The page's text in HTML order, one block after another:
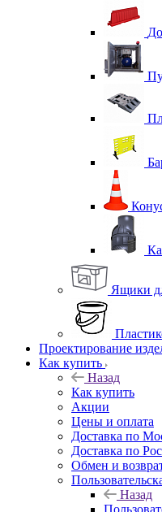
Ящики
Проектирование
Как купить
Назад
Как купить
Акции
Цены и оплата
Доставка по
Доставка по
Обмен и
Назад